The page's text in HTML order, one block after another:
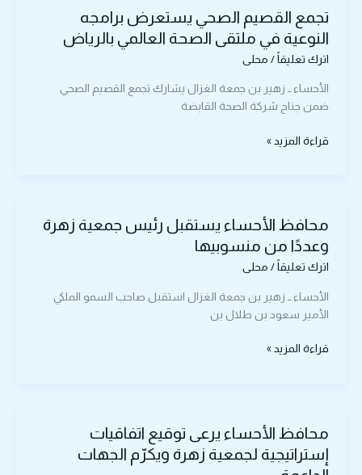
تجمع القصيم الصحي يستعرض برامجه
النوعية في ملتقى الصحة العالمي بالرياض
اترك تعليقاً / محلى
الأحساء ــ زهير بن جمعة الغزال يشارك تجمع القصيم الصحي
ضمن جناح شركة الصحة القابضة
القصيم
الصحي
يستعرض
برامجه
النوعية
في
الصحة
قراءة المزيد »
محافظ الأحساء يستقبل رئيس جمعية زهرة
وعددًا من منسوبيها
اترك تعليقاً / محلى
الأحساء ــ زهير بن جمعة الغزال استقبل صاحب السمو الملكي
الأمير سعود بن طلال بن
الأحساء
يستقبل
رئيس
جمعية
زهرة
وعددًا
منسوبيها
قراءة المزيد »
محافظ الأحساء يرعى توقيع اتفاقيات
إستراتيجية لجمعية زهرة ويكرّم الجهات
الأحساء
يرعى
توقيع